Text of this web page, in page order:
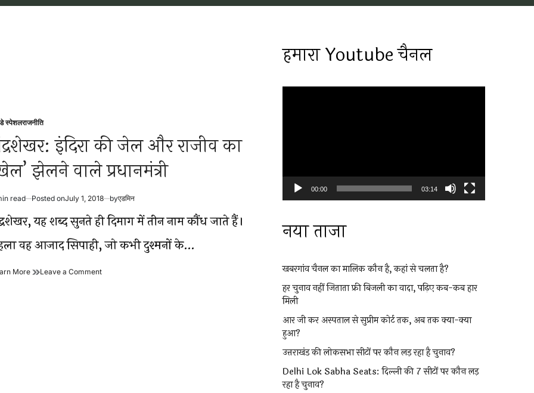
स्पेशलराजनीति
इंदिरा की जेल और राजीव का
झेलने वाले प्रधानमंत्री
read Posted onJuly 1, 2018 byएडमिन
यह शब्द सुनते ही दिमाग में तीन नाम कौंध जाते हैं।
वह आजाद सिपाही, जो कभी दुश्मनों के…
More चंद्रशेखर:
Leave a Commenton
हमारा Youtube चैनल
00:00 03:14
नया ताजा
खबरगांव चैनल का मालिक कौन है, कहां से चलता है?
हर चुनाव नहीं जिताता फ्री बिजली का वादा, पढ़िए कब-कब हार
मिली
आर जी कर अस्पताल से सुप्रीम कोर्ट तक, अब तक क्या-क्या
हुआ?
उत्तराखंड की लोकसभा सीटों पर कौन लड़ रहा है चुनाव?
Delhi Lok Sabha Seats: दिल्ली की 7 सीटों पर कौन लड़
रहा है चुनाव?